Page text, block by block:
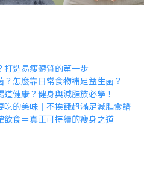
打造易瘦體質的第一步
怎麼靠日常食物補足益生菌？
健康？健身與減脂族必學！
吃的美味｜不挨餓超滿足減脂食譜
飲食＝真正可持續的瘦身之道